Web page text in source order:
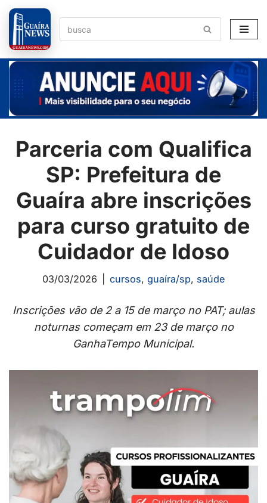
Pular
para
o
conteúdo
Parceria com Qualifica
SP: Prefeitura de
Guaíra abre inscrições
para curso gratuito de
Cuidador de Idoso
03/03/2026 cursos, guaíra/sp, saúde
Inscrições vão de 2 a 15 de março no PAT; aulas
noturnas começam em 23 de março no
GanhaTempo Municipal.